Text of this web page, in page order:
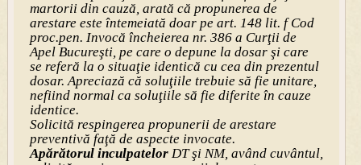
martorii din cauză, arată că propunerea de
arestare este întemeiată doar pe art. 148 lit. f Cod
proc.pen. Invocă încheierea nr. 386 a Curţii de
Apel Bucureşti, pe care o depune la dosar şi care
se referă la o situaţie identică cu cea din prezentul
dosar. Apreciază că soluţiile trebuie să fie unitare,
nefiind normal ca soluţiile să fie diferite în cauze
identice.
Solicită respingerea propunerii de arestare
preventivă faţă de aspecte invocate.
Apărătorul inculpatelor DT şi NM, având cuvântul,